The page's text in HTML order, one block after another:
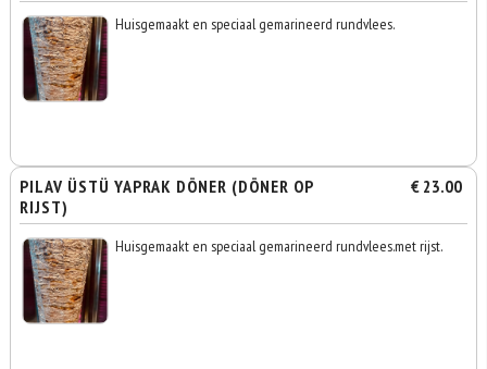
Huisgemaakt en speciaal gemarineerd rundvlees.
PILAV ÜSTÜ YAPRAK DÖNER (DÖNER OP
RIJST)
€ 23.00
Huisgemaakt en speciaal gemarineerd rundvlees.met rijst.